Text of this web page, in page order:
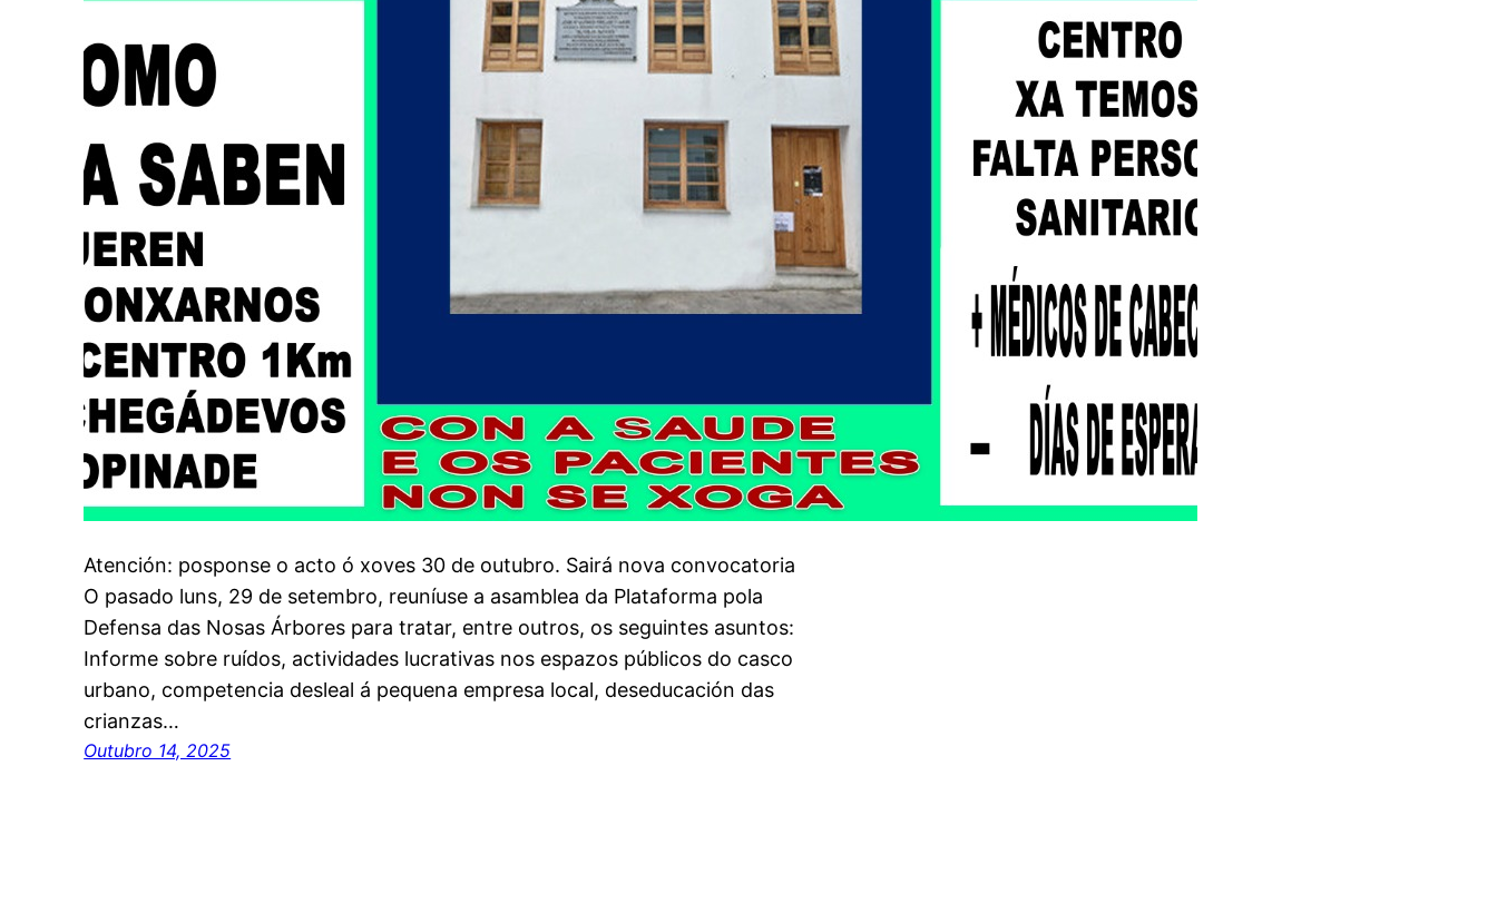
Atención: posponse o acto ó xoves 30 de outubro. Sairá nova convocatoria
O pasado luns, 29 de setembro, reuníuse a asamblea da Plataforma pola
Defensa das Nosas Árbores para tratar, entre outros, os seguintes asuntos:
Informe sobre ruídos, actividades lucrativas nos espazos públicos do casco
urbano, competencia desleal á pequena empresa local, deseducación das
crianzas…
Outubro 14, 2025